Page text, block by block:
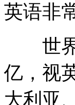
英语非
世界
亿，视
大利亚